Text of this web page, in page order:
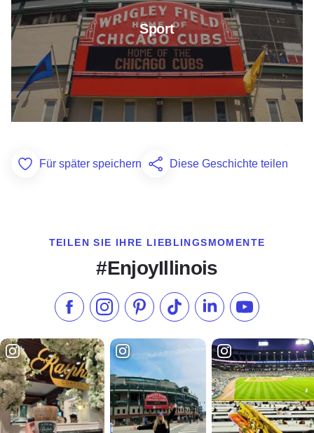
Sport
Add to Favorites
Für später speichern Diese Geschichte teilen
TEILEN SIE IHRE LIEBLINGSMOMENTE
#EnjoyIllinois
Liken Sie uns auf Facebook
Folgen Sie uns auf Instagram
Besuchen Sie unser Pinterest
Folgen Sie uns auf TikTok
Folgen Sie uns auf
Abonnieren